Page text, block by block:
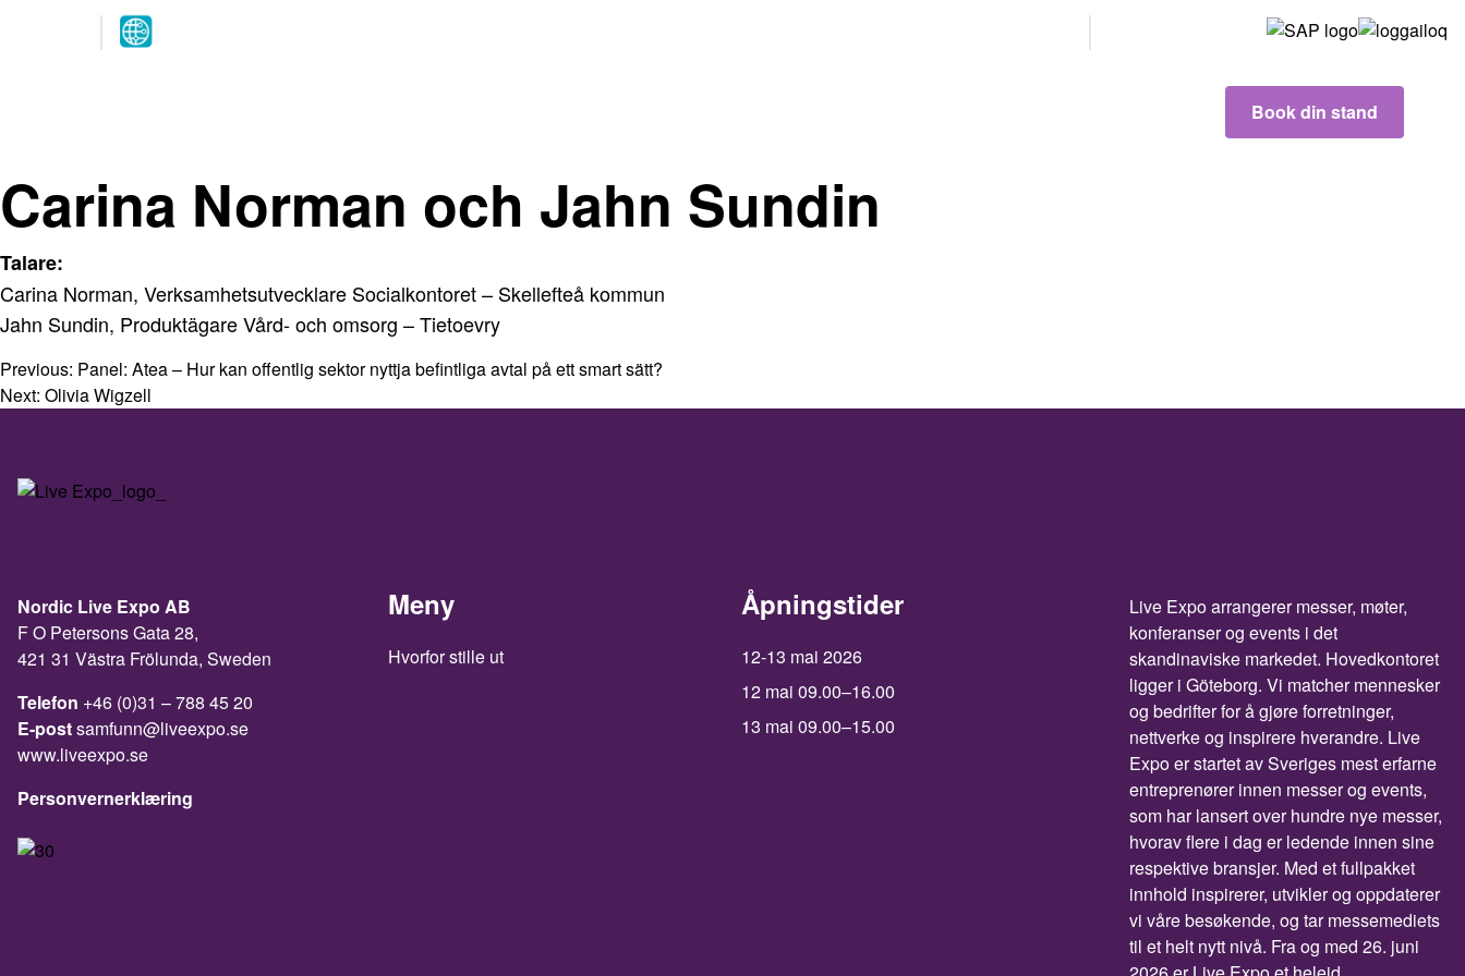
Book din stand
Carina Norman och Jahn Sundin
Talare:
Carina Norman, Verksamhetsutvecklare Socialkontoret – Skellefteå kommun
Jahn Sundin, Produktägare Vård- och omsorg – Tietoevry
Previous: Panel: Atea – Hur kan offentlig sektor nyttja befintliga avtal på ett smart sätt?
Next: Olivia Wigzell
Nordic Live Expo AB
F O Petersons Gata 28,
421 31 Västra Frölunda, Sweden
Telefon +46 (0)31 – 788 45 20
E-postsamfunn@liveexpo.se
www.liveexpo.se
Personvernerklæring
Meny
Hvorfor stille ut
Åpningstider
12-13 mai 2026
12 mai 09.00–16.00
13 mai 09.00–15.00
Live Expo arrangerer messer, møter,
konferanser og events i det
skandinaviske markedet. Hovedkontoret
ligger i Göteborg. Vi matcher mennesker
og bedrifter for å gjøre forretninger,
nettverke og inspirere hverandre. Live
Expo er startet av Sveriges mest erfarne
entreprenører innen messer og events,
som har lansert over hundre nye messer,
hvorav flere i dag er ledende innen sine
respektive bransjer. Med et fullpakket
innhold inspirerer, utvikler og oppdaterer
vi våre besøkende, og tar messemediets
til et helt nytt nivå. Fra og med 26. juni